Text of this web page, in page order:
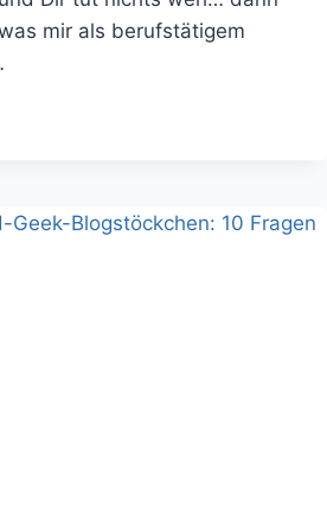
mir als berufstätigem